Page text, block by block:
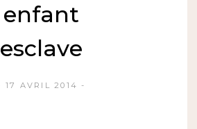
enfant
esclave
17 AVRIL 2014